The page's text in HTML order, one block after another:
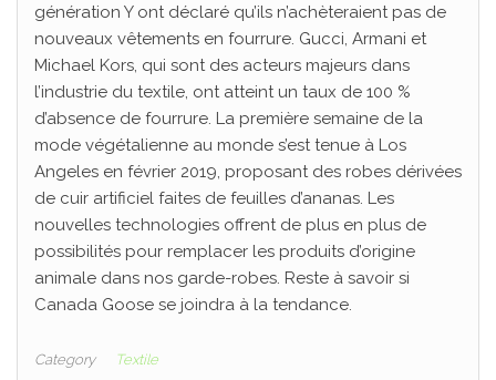
génération Y ont déclaré qu’ils n’achèteraient pas de
nouveaux vêtements en fourrure. Gucci, Armani et
Michael Kors, qui sont des acteurs majeurs dans
l’industrie du textile, ont atteint un taux de 100 %
d’absence de fourrure. La première semaine de la
mode végétalienne au monde s’est tenue à Los
Angeles en février 2019, proposant des robes dérivées
de cuir artificiel faites de feuilles d’ananas. Les
nouvelles technologies offrent de plus en plus de
possibilités pour remplacer les produits d’origine
animale dans nos garde-robes. Reste à savoir si
Canada Goose se joindra à la tendance.
Category Textile